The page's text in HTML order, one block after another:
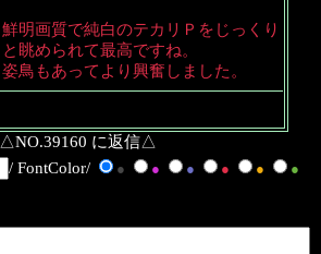
鮮明画質で純白のテカリＰをじっくり
と眺められて最高ですね。
姿鳥もあってより興奮しました。
△NO.39160 に返信△
/ FontColor/ ● ● ● ● ●
●